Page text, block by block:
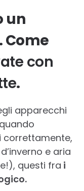
un
Come
con
.
apparecchi
correttamente,
e aria
questi fra i